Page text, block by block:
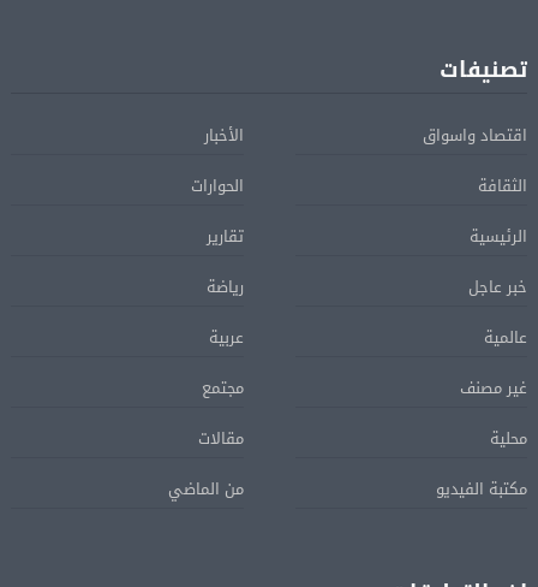
تصنيفات
اقتصاد واسواق
الأخبار
الثقافة
الحوارات
الرئيسية
تقارير
خبر عاجل
رياضة
عالمية
عربية
غير مصنف
مجتمع
محلية
مقالات
مكتبة الفيديو
من الماضي